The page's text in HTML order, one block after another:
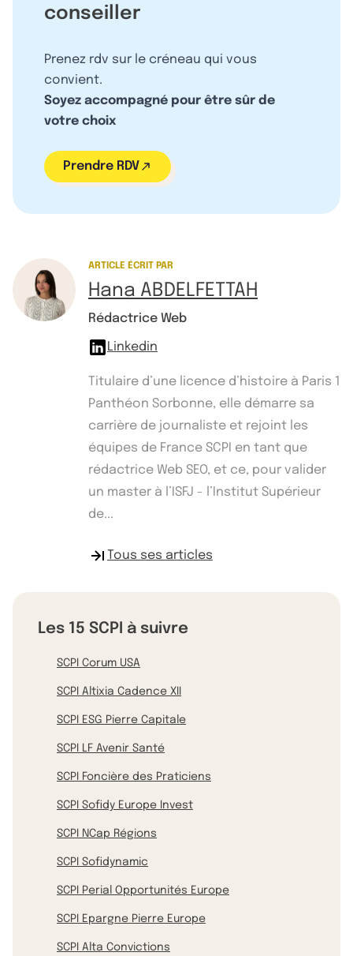
conseiller
Prenez rdv sur le créneau qui vous
convient.
Soyez accompagné pour être sûr de
votre choix
Prendre RDV
ARTICLE ÉCRIT PAR
Hana ABDELFETTAH
Rédactrice Web
Linkedin
Titulaire d’une licence d’histoire à Paris 1
Panthéon Sorbonne, elle démarre sa
carrière de journaliste et rejoint les
équipes de France SCPI en tant que
rédactrice Web SEO, et ce, pour valider
un master à l’ISFJ - l’Institut Supérieur
de...
Tous ses articles
Les 15 SCPI à suivre
SCPI Corum USA
SCPI Altixia Cadence XII
SCPI ESG Pierre Capitale
SCPI LF Avenir Santé
SCPI Foncière des Praticiens
SCPI Sofidy Europe Invest
SCPI NCap Régions
SCPI Sofidynamic
SCPI Perial Opportunités Europe
SCPI Epargne Pierre Europe
SCPI Alta Convictions